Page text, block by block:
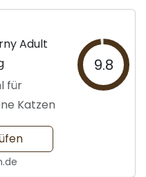
Adult
für
Katzen
9.8